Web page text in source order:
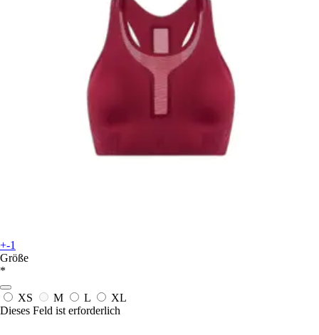
+-1
Größe
*
XS M L
XL
Dieses Feld ist erforderlich